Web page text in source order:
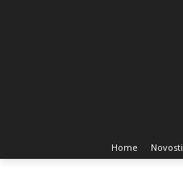
Home Novosti